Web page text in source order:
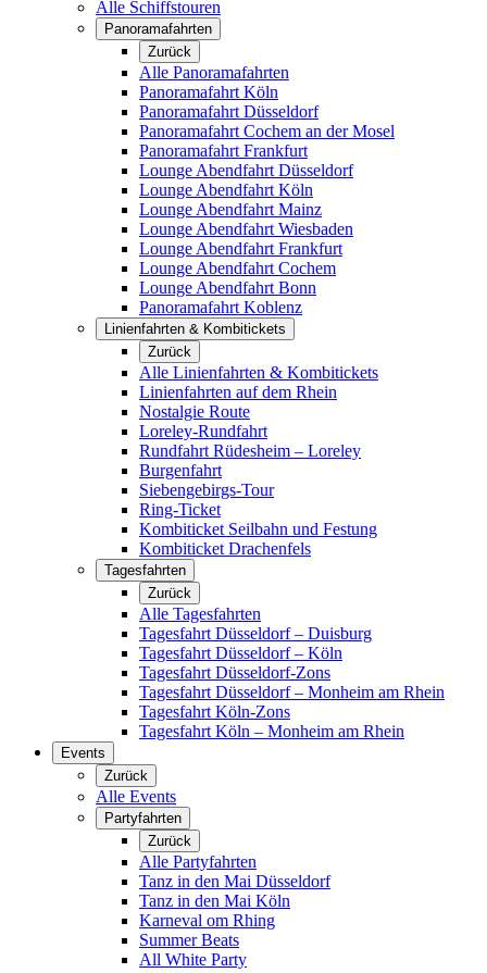
Alle Schiffstouren
Panoramafahrten
Zurück
Alle Panoramafahrten
Panoramafahrt Köln
Panoramafahrt Düsseldorf
Panoramafahrt Cochem an der Mosel
Panoramafahrt Frankfurt
Lounge Abendfahrt Düsseldorf
Lounge Abendfahrt Köln
Lounge Abendfahrt Mainz
Lounge Abendfahrt Wiesbaden
Lounge Abendfahrt Frankfurt
Lounge Abendfahrt Cochem
Lounge Abendfahrt Bonn
Panoramafahrt Koblenz
Linienfahrten & Kombitickets
Zurück
Alle Linienfahrten & Kombitickets
Linienfahrten auf dem Rhein
Nostalgie Route
Loreley-Rundfahrt
Rundfahrt Rüdesheim – Loreley
Burgenfahrt
Siebengebirgs-Tour
Ring-Ticket
Kombiticket Seilbahn und Festung
Kombiticket Drachenfels
Tagesfahrten
Zurück
Alle Tagesfahrten
Tagesfahrt Düsseldorf – Duisburg
Tagesfahrt Düsseldorf – Köln
Tagesfahrt Düsseldorf-Zons
Tagesfahrt Düsseldorf – Monheim am Rhein
Tagesfahrt Köln-Zons
Tagesfahrt Köln – Monheim am Rhein
Events
Zurück
Alle Events
Partyfahrten
Zurück
Alle Partyfahrten
Tanz in den Mai Düsseldorf
Tanz in den Mai Köln
Karneval om Rhing
Summer Beats
All White Party